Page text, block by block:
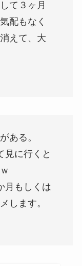
て３ヶ月
配もなく
えて、大
ある。
見に行くと
月もしくは
します。